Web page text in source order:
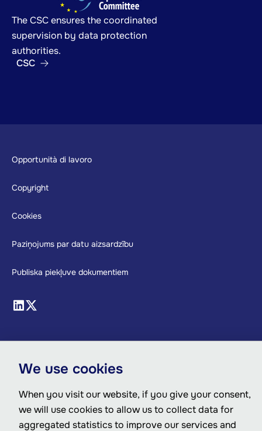
Footer
Opportunità di lavoro
Copyright
Cookies
Paziņojums par datu aizsardzību
Publiska piekļuve dokumentiem
The CSC ensures the coordinated
supervision by data protection
authorities.
CSC
We use cookies
When you visit our website, if you give your consent,
we will use cookies to allow us to collect data for
aggregated statistics to improve our services and